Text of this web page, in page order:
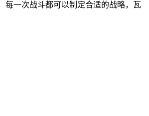
每一次战斗都可以制定合适的战略，瓦